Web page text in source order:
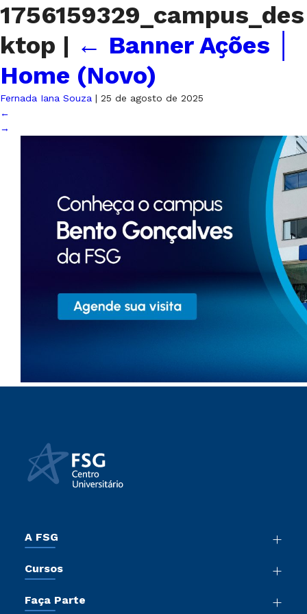
1756159329_campus_des
ktop | ← Banner Ações │
Home (Novo)
Fernada Iana Souza | 25 de agosto de 2025
←
→
A FSG
Sala de Imprensa
Cursos
Pós-Graduação
Faça Parte